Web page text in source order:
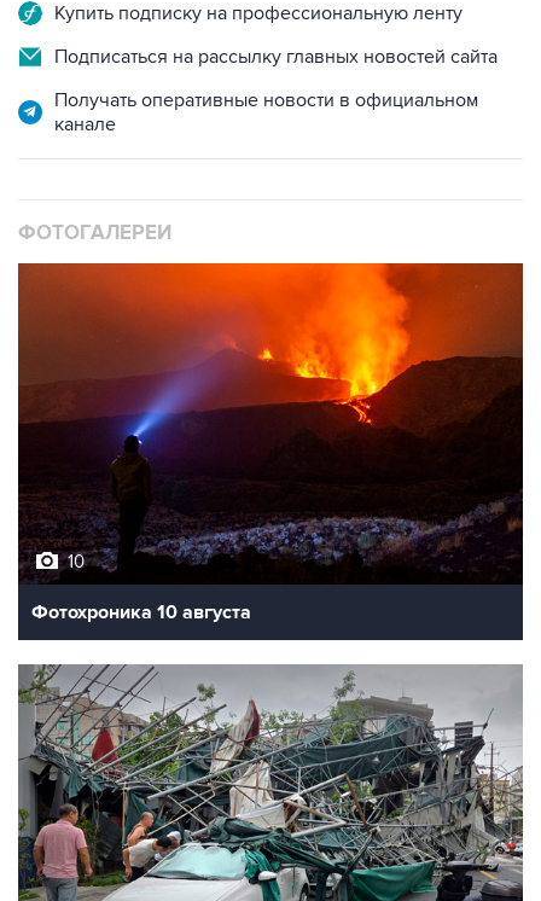
Купить подписку на профессиональную ленту
Подписаться на рассылку главных новостей сайта
Получать оперативные новости в официальном
канале
ФОТОГАЛЕРЕИ
10
Фотохроника 10 августа